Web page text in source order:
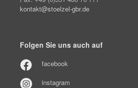
kontakt@stoelzel-gbr.de
Folgen Sie uns auch auf
facebook
instagram